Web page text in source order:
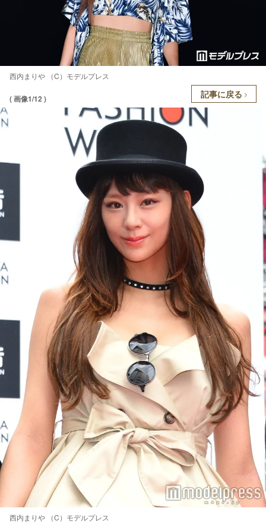
西内まりや （C）モデルプレス
( 画像1/12 ) 記事に戻る
西内まりや （C）モデルプレス